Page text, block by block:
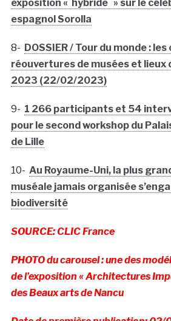
exposition « hybride » sur le
espagnol Sorolla
8- DOSSIER / Tour du monde :
réouvertures de musées et lieux
2023 (22/02/2023)
9- 1 266 participants et 54
pour le second workshop du
de Lille
10- Au Royaume-Uni, la plus
muséale jamais organisée
biodiversité
SOURCE: CLIC France
PHOTO du carousel : une des
de l’exposition « Architectures
des Beaux arts de Nancu